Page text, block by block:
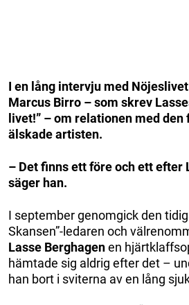
I en lång intervju med
Marcus Birro – som skrev
livet!” – om relationen med
älskade artisten.
– Det finns ett före och ett efter
säger han.
I september genomgick den
Skansen”-ledaren och
Lasse Berghagenen
hämtade sig aldrig efter det –
han bort i sviterna av en lång